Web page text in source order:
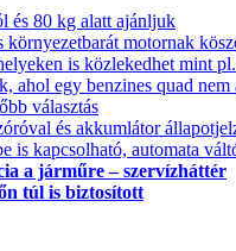
és 80 kg alatt ajánljuk
környezetbarát motornak
is közlekedhet mint
ahol egy benzines quad nem
választás
és akkumlátor
is kapcsolható, automata
a járműre – szervízháttér
túl is biztosított